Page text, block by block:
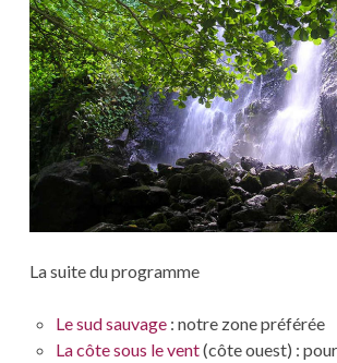
La suite du programme
Le sud sauvage: notre zone préférée
La côte sous le vent(côte ouest) :